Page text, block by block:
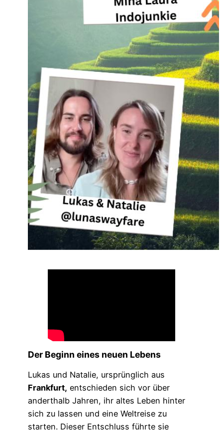
Der Beginn eines neuen Lebens
Lukas und Natalie, ursprünglich aus
Frankfurt, entschieden sich vor über
anderthalb Jahren, ihr altes Leben hinter
sich zu lassen und eine Weltreise zu
starten. Dieser Entschluss führte sie